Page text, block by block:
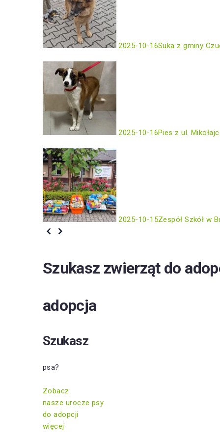
2025-10-16Suka z gminy
2025-10-16Pies z ul.
2025-10-15Zespół Szkół w
Szukasz zwierząt do
adopcja
Szukasz
psa?
Zobacz
nasze urocze psy
do adopcji
więcej